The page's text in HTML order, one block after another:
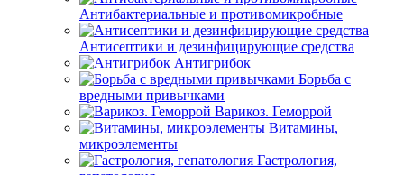
Антибактериальные и противомикробные
Антисептики и дезинфицирующие средства
Антигрибок
Борьба с
вредными привычками
Варикоз. Геморрой
Витамины,
микроэлементы
Гастрология,